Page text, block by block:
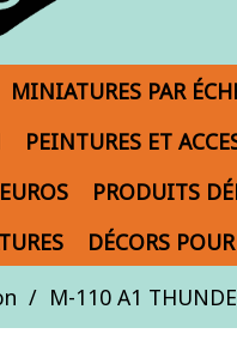
MINIATURES PAR
PEINTURES ET
PRODUITS
DÉCORS
M-110 A1